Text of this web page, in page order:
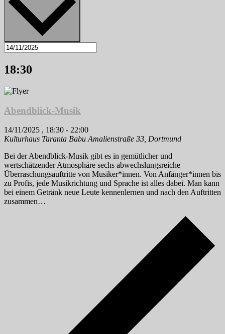
18:30
Abendblick-Musik
14/11/2025 , 18:30 - 22:00
Kulturhaus Taranta BabuAmalienstraße 33, Dortmund
Bei der Abendblick-Musik gibt es in gemütlicher und
wertschätzender Atmosphäre sechs abwechslungsreiche
Überraschungsauftritte von Musiker*innen. Von Anfänger*innen bis
zu Profis, jede Musikrichtung und Sprache ist alles dabei. Man kann
bei einem Getränk neue Leute kennenlernen und nach den Auftritten
zusammen…